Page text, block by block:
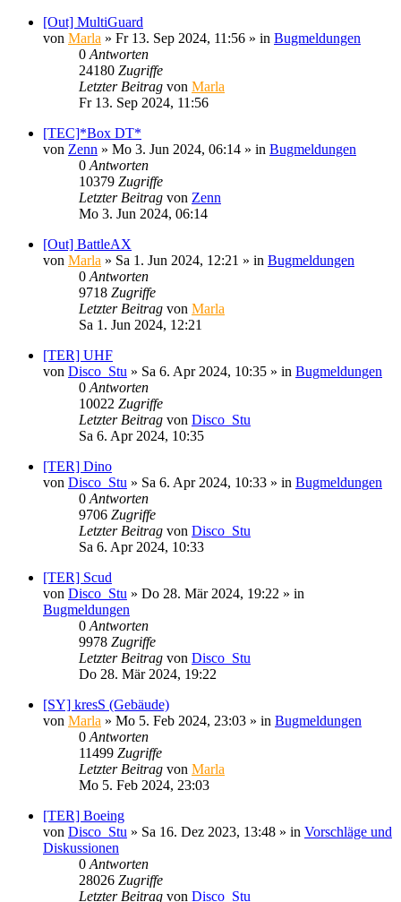
[Out] MultiGuard
von Marla » Fr 13. Sep 2024, 11:56 » in Bugmeldungen
0 Antworten
24180 Zugriffe
Letzter Beitrag von Marla
Fr 13. Sep 2024, 11:56
[TEC]*Box DT*
von Zenn » Mo 3. Jun 2024, 06:14 » in Bugmeldungen
0 Antworten
10379 Zugriffe
Letzter Beitrag von Zenn
Mo 3. Jun 2024, 06:14
[Out] BattleAX
von Marla » Sa 1. Jun 2024, 12:21 » in Bugmeldungen
0 Antworten
9718 Zugriffe
Letzter Beitrag von Marla
Sa 1. Jun 2024, 12:21
[TER] UHF
von Disco_Stu » Sa 6. Apr 2024, 10:35 » in Bugmeldungen
0 Antworten
10022 Zugriffe
Letzter Beitrag von Disco_Stu
Sa 6. Apr 2024, 10:35
[TER] Dino
von Disco_Stu » Sa 6. Apr 2024, 10:33 » in Bugmeldungen
0 Antworten
9706 Zugriffe
Letzter Beitrag von Disco_Stu
Sa 6. Apr 2024, 10:33
[TER] Scud
von Disco_Stu » Do 28. Mär 2024, 19:22 » in
Bugmeldungen
0 Antworten
9978 Zugriffe
Letzter Beitrag von Disco_Stu
Do 28. Mär 2024, 19:22
[SY] kresS (Gebäude)
von Marla » Mo 5. Feb 2024, 23:03 » in Bugmeldungen
0 Antworten
11499 Zugriffe
Letzter Beitrag von Marla
Mo 5. Feb 2024, 23:03
[TER] Boeing
von Disco_Stu » Sa 16. Dez 2023, 13:48 » in Vorschläge und
Diskussionen
0 Antworten
28026 Zugriffe
Letzter Beitrag von Disco_Stu